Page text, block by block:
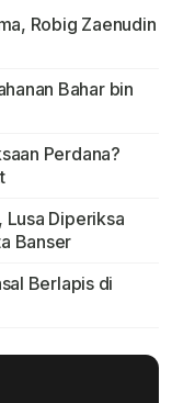
Robig Zaenudin
Bahar bin
Perdana?
Lusa Diperiksa
Banser
Berlapis di